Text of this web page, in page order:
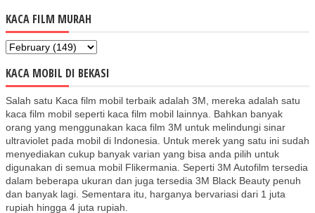
KACA FILM MURAH
KACA MOBIL DI BEKASI
Salah satu Kaca film mobil terbaik adalah 3M, mereka adalah satu
kaca film mobil seperti kaca film mobil lainnya. Bahkan banyak
orang yang menggunakan kaca film 3M untuk melindungi sinar
ultraviolet pada mobil di Indonesia. Untuk merek yang satu ini sudah
menyediakan cukup banyak varian yang bisa anda pilih untuk
digunakan di semua mobil Flikermania. Seperti 3M Autofilm tersedia
dalam beberapa ukuran dan juga tersedia 3M Black Beauty penuh
dan banyak lagi. Sementara itu, harganya bervariasi dari 1 juta
rupiah hingga 4 juta rupiah.